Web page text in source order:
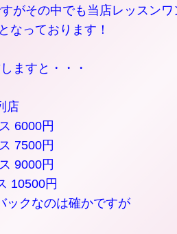
がその中でも当店レッスンワ
なっております！
ますと・・・
店
6000円
7500円
9000円
10500円
ックなのは確かですが